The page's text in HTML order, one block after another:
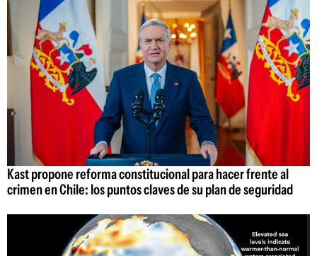
Kast propone reforma constitucional para hacer frente al
crimen en Chile: los puntos claves de su plan de seguridad